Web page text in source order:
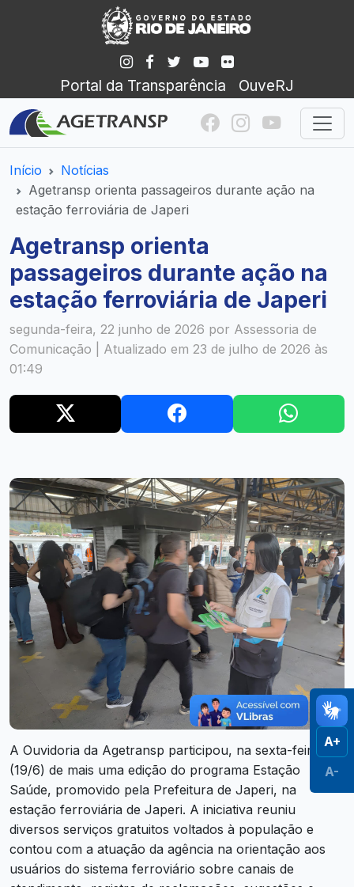
Portal da Transparência OuveRJ
Início
Notícias
Agetransp orienta passageiros durante ação na
estação ferroviária de Japeri
Agetransp orienta
passageiros durante ação na
estação ferroviária de Japeri
segunda-feira, 22 junho de 2026 por Assessoria de
Comunicação | Atualizado em 23 de julho de 2026 às
01:49
A Ouvidoria da Agetransp participou, na sexta-feira
(19/6) de mais uma edição do programa Estação
Saúde, promovido pela Prefeitura de Japeri, na
estação ferroviária de Japeri. A iniciativa reuniu
diversos serviços gratuitos voltados à população e
contou com a atuação da agência na orientação aos
usuários do sistema ferroviário sobre canais de
A+
A-